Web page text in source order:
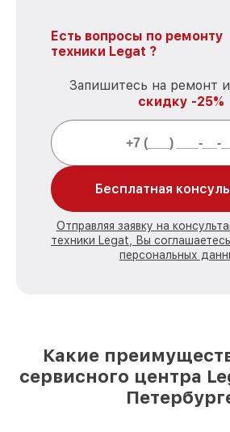
Есть вопросы по ремонту
техники Legat ?
Запишитесь на ремонт
скидку -25%
Бесплатная
Отправляя заявку на
техники Legat, Вы
персональных
Какие
сервисного центра